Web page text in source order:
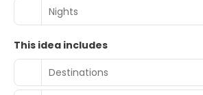
Nights
This idea includes
Destinations